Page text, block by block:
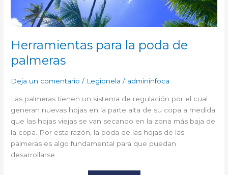
Herramientas para la poda de
palmeras
Deja un comentario / Legionela / admininfoca
Las palmeras tienen un sistema de regulación por el cual
generan nuevas hojas en la parte alta de su copa a medida
que las hojas viejas se van secando en la zona más baja de
la copa. Por esta razón, la poda de las hojas de las
palmeras es algo fundamental para que puedan
desarrollarse